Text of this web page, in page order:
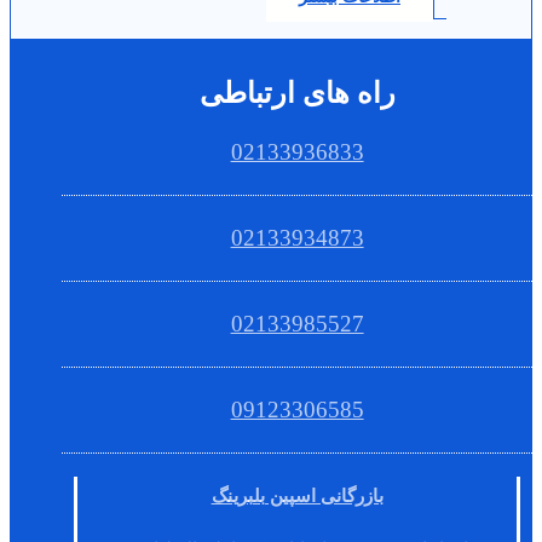
راه های ارتباطی
02133936833
02133934873
02133985527
09123306585
بازرگانی اسپین بلبرینگ